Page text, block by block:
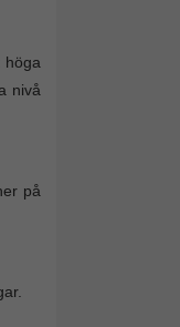
höga
nivå
på